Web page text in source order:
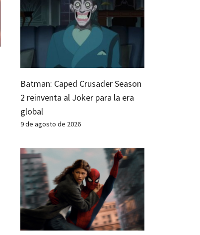
Batman: Caped Crusader Season
2 reinventa al Joker para la era
global
9 de agosto de 2026